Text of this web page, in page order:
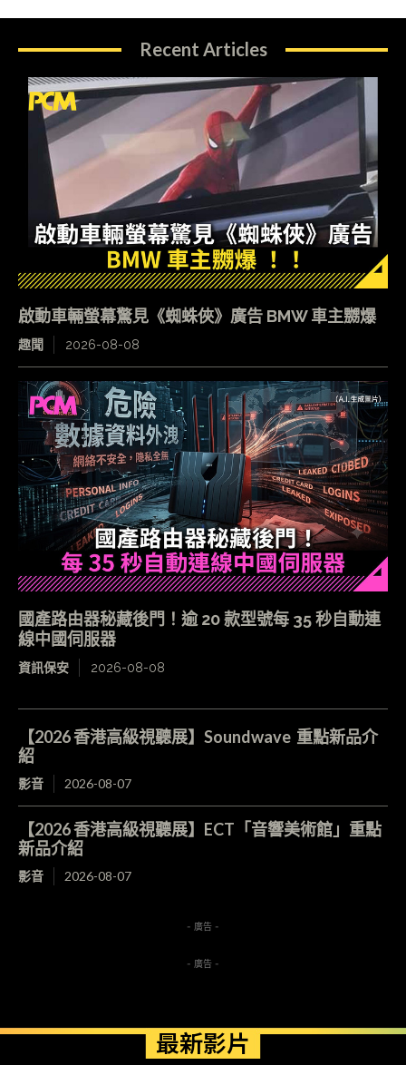
Recent Articles
啟動車輛螢幕驚見《蜘蛛俠》廣告 BMW 車主嬲爆
趣聞 2026-08-08
國產路由器秘藏後門！逾 20 款型號每 35 秒自動連
線中國伺服器
資訊保安 2026-08-08
【2026 香港高級視聽展】Soundwave 重點新品介
紹
影音 2026-08-07
【2026 香港高級視聽展】ECT「音響美術館」重點
新品介紹
影音 2026-08-07
- 廣告 -
- 廣告 -
最新影片